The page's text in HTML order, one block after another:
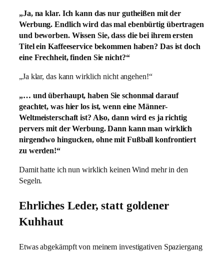
„Ja, na klar. Ich kann das nur gutheißen mit der
Werbung. Endlich wird das mal ebenbürtig übertragen
und beworben. Wissen Sie, dass die bei ihrem ersten
Titel ein Kaffeeservice bekommen haben? Das ist doch
eine Frechheit, finden Sie nicht?“
„Ja klar, das kann wirklich nicht angehen!“
„… und überhaupt, haben Sie schonmal darauf
geachtet, was hier los ist, wenn eine Männer-
Weltmeisterschaft ist? Also, dann wird es ja richtig
pervers mit der Werbung. Dann kann man wirklich
nirgendwo hingucken, ohne mit Fußball konfrontiert
zu werden!“
Damit hatte ich nun wirklich keinen Wind mehr in den
Segeln.
Ehrliches Leder, statt goldener
Kuhhaut
Etwas abgekämpft von meinem investigativen Spaziergang